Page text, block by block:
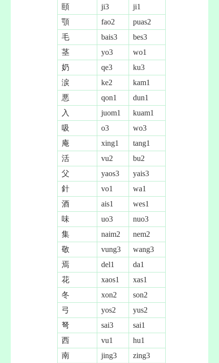
頤 ji3
ji1
顎
fao2
puas2
毛
bais3
bes3
茎
yo3
wo1
奶
qe3
ku3
涙
ke2
kam1
悪
qon1
dun1
入
juom1
kuam1
吸
o3
wo3
庵
xing1
tang1
活
vu2
bu2
父
yaos3
yais3
針
vo1
wa1
酒
ais1
wes1
味
uo3
nuo3
集
naim2
nem2
敬
vung3
wang3
焉
del1
da1
花
xaos1
xas1
冬
xon2
son2
弓
yos2
yus2
弩
sai3
sai1
西
vu1
hu1
南
jing3
zing3